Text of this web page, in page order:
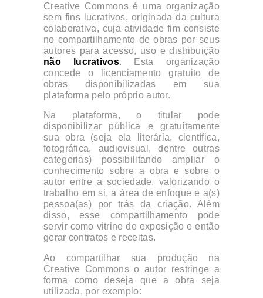
Creative Commons é uma organização
sem fins lucrativos, originada da cultura
colaborativa, cuja atividade fim consiste
no compartilhamento de obras por seus
autores para acesso, uso e distribuição
não lucrativos. Esta organização
concede o licenciamento gratuito de
obras disponibilizadas em sua
plataforma pelo próprio autor.
Na plataforma, o titular pode
disponibilizar pública e gratuitamente
sua obra (seja ela literária, científica,
fotográfica, audiovisual, dentre outras
categorias) possibilitando ampliar o
conhecimento sobre a obra e sobre o
autor entre a sociedade, valorizando o
trabalho em si, a área de enfoque e a(s)
pessoa(as) por trás da criação. Além
disso, esse compartilhamento pode
servir como vitrine de exposição e então
gerar contratos e receitas.
Ao compartilhar sua produção na
Creative Commons o autor restringe a
forma como deseja que a obra seja
utilizada, por exemplo: